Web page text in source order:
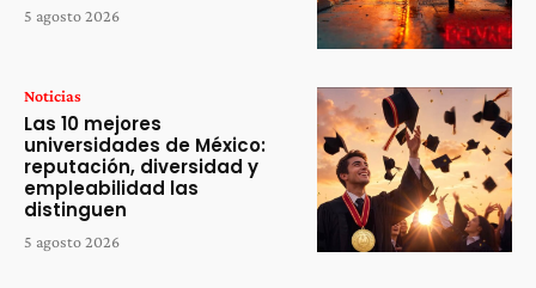
5 agosto 2026
Noticias
Las 10 mejores
universidades de México:
reputación, diversidad y
empleabilidad las
distinguen
5 agosto 2026